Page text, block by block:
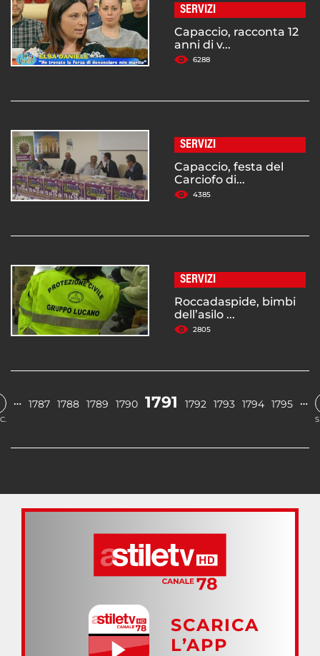
SERVIZI
Capaccio, racconta 12
anni di v...
6288
SERVIZI
Capaccio, festa del
Carciofo di...
4385
SERVIZI
Roccadaspide, bimbi
dell’asilo ...
2805
… 1787 1788 1789 1790 1791 1792 1793 1794 1795 …
SCARICA
L’APP